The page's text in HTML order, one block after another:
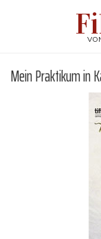
Mein Praktikum in